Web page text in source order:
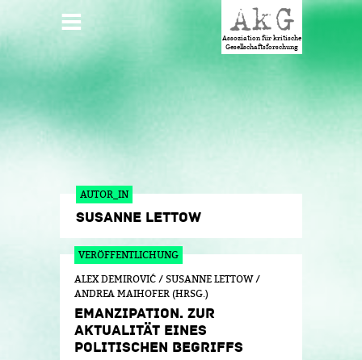
HAUPTMENÜ
Assoziation für kritische
Gesellschaftsforschung
AUTOR_IN
SUSANNE LETTOW
ALEX DEMIROVIĆ / SUSANNE LETTOW /
ANDREA MAIHOFER (HRSG.)
EMANZIPATION. ZUR
AKTUALITÄT EINES
POLITISCHEN BEGRIFFS